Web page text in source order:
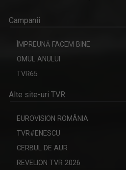
Campanii
ÎMPREUNĂ FACEM BINE
OMUL ANULUI
TVR65
Alte site-uri TVR
EUROVISION ROMÂNIA
TVR#ENESCU
CERBUL DE AUR
REVELION TVR 2026